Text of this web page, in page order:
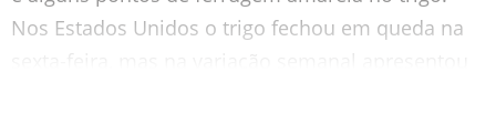
Nos Estados Unidos o trigo fechou em queda na
sexta-feira, mas na variação semanal apresentou